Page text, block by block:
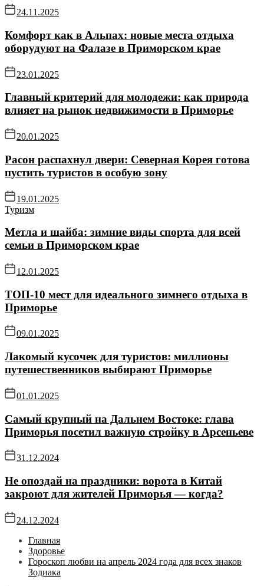
24.11.2025
Комфорт как в Альпах: новые места отдыха
оборудуют на Фалазе в Приморском крае
23.01.2025
Главный критерий для молодежи: как природа
влияет на рынок недвижимости в Приморье
20.01.2025
Расон распахнул двери: Северная Корея готова
пустить туристов в особую зону
19.01.2025
Туризм
Метла и шайба: зимние виды спорта для всей
семьи в Приморском крае
12.01.2025
ТОП-10 мест для идеального зимнего отдыха в
Приморье
09.01.2025
Лакомый кусочек для туристов: миллионы
путешественников выбирают Приморье
01.01.2025
Самый крупный на Дальнем Востоке: глава
Приморья посетил важную стройку в Арсеньеве
31.12.2024
Не опоздай на праздники: ворота в Китай
закроют для жителей Приморья — когда?
24.12.2024
Главная
Здоровье
Гороскоп любви на апрель 2024 года для всех знаков
Зодиака